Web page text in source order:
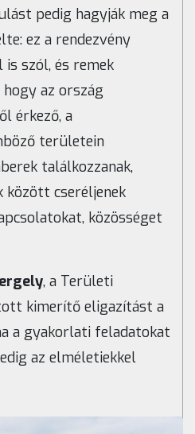
pedig hagyják meg a
ez a rendezvény
szól, és remek
az ország
érkező, a
területein
találkozzanak,
cseréljenek
közösséget
, a Területi
kimerítő eligazítást a
a gyakorlati feladatokat
az elméletiekkel